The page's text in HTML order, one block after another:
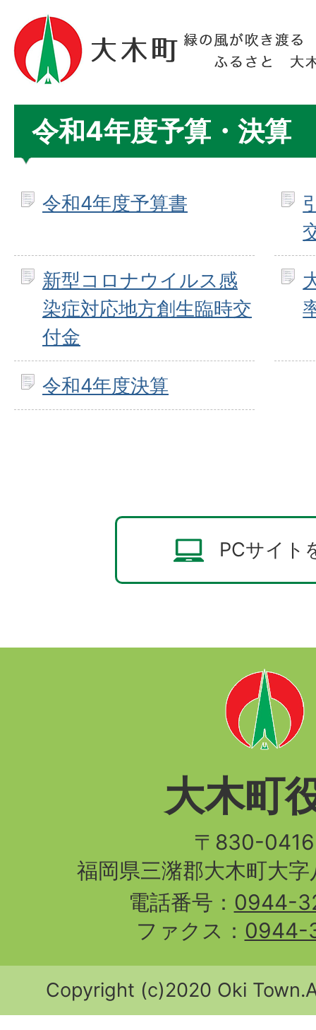
令和4年度予算・決算
令和4年度予算書
新型コロナウイルス感
染症対応地方創生臨時交
付金
令和4年度決算
PCサイト
大木町
〒830-
福岡県三潴郡大木町大
電話番号： 0944-
ファクス： 0944-
Copyright (c)2020 Oki